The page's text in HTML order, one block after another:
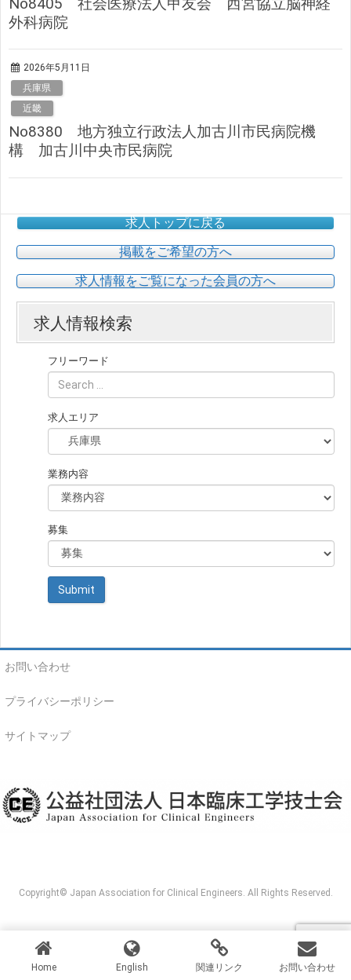
外科病院
2026年5月11日
兵庫県
近畿
No8380 地方独立行政法人加古川市民病院機
構 加古川中央市民病院
求人トップに戻る
掲載をご希望の方へ
求人情報をご覧になった会員の方へ
求人情報検索
フリーワード
求人エリア
業務内容
募集
お問い合わせ
プライバシーポリシー
サイトマップ
Copyright© Japan Association for Clinical Engineers. All Rights Reserved.
Home English 関連リンク お問い合わせ